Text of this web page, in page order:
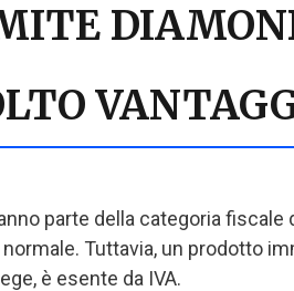
parte della categoria
Tuttavia, un prodotto
è esente da IVA.